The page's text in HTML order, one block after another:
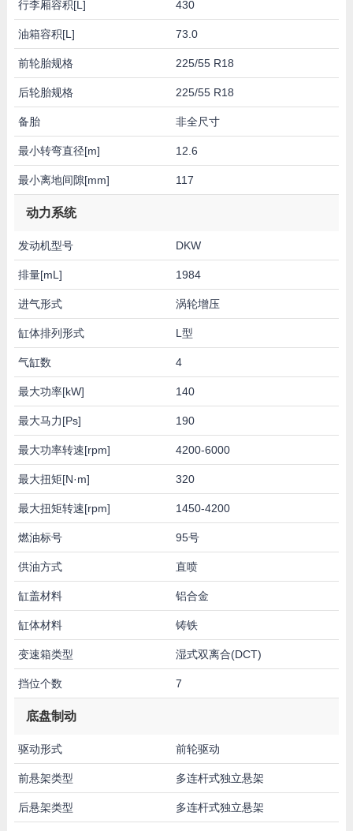
行李厢容积[L] 430
油箱容积[L] 73.0
前轮胎规格 225/55 R18
后轮胎规格 225/55 R18
备胎 非全尺寸
最小转弯直径[m] 12.6
最小离地间隙[mm] 117
动力系统
发动机型号 DKW
排量[mL] 1984
进气形式 涡轮增压
缸体排列形式 L型
气缸数 4
最大功率[kW] 140
最大马力[Ps] 190
最大功率转速[rpm] 4200-6000
最大扭矩[N·m] 320
最大扭矩转速[rpm] 1450-4200
燃油标号 95号
供油方式 直喷
缸盖材料 铝合金
缸体材料 铸铁
变速箱类型 湿式双离合(DCT)
挡位个数 7
底盘制动
驱动形式 前轮驱动
前悬架类型 多连杆式独立悬架
后悬架类型 多连杆式独立悬架